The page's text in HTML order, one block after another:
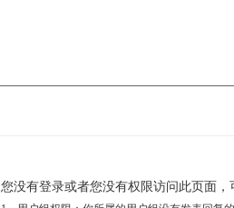
您没有登录或者您没有权限访问此页面